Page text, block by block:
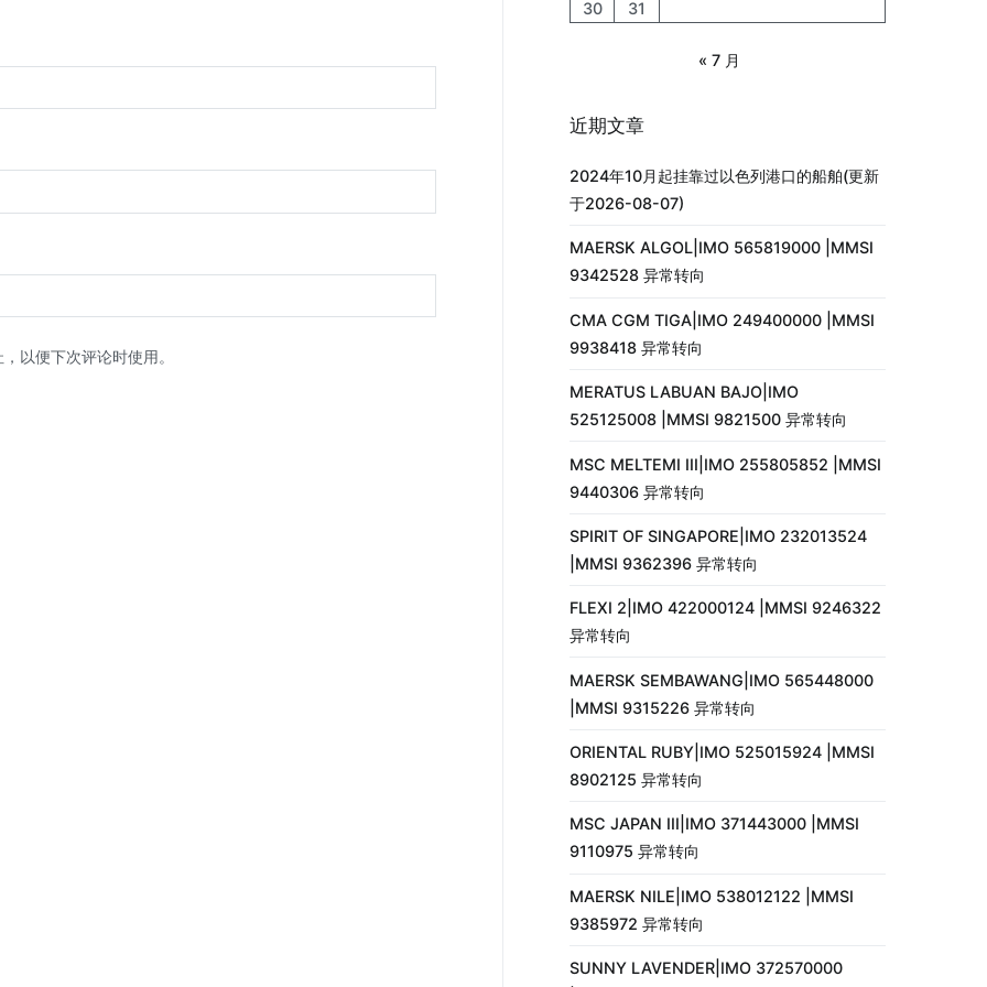
以便下次评论时使用。
30 31
« 7 月
近期文章
2024年10月起挂靠过以色列港口的船舶(更新
于2026-08-07)
MAERSK ALGOL|IMO 565819000 |MMSI
9342528 异常转向
CMA CGM TIGA|IMO 249400000 |MMSI
9938418 异常转向
MERATUS LABUAN BAJO|IMO
525125008 |MMSI 9821500 异常转向
MSC MELTEMI III|IMO 255805852 |MMSI
9440306 异常转向
SPIRIT OF SINGAPORE|IMO 232013524
|MMSI 9362396 异常转向
FLEXI 2|IMO 422000124 |MMSI 9246322
异常转向
MAERSK SEMBAWANG|IMO 565448000
|MMSI 9315226 异常转向
ORIENTAL RUBY|IMO 525015924 |MMSI
8902125 异常转向
MSC JAPAN III|IMO 371443000 |MMSI
9110975 异常转向
MAERSK NILE|IMO 538012122 |MMSI
9385972 异常转向
SUNNY LAVENDER|IMO 372570000